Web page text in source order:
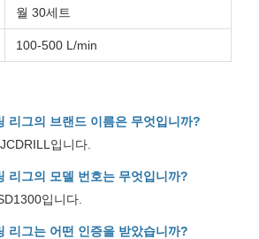
월 30세트
100-500 L/min
리그의 브랜드 이름은 무엇입니까?
입니다.
리그의 모델 번호는 무엇입니까?
입니다.
리그는 어떤 인증을 받았습니까?